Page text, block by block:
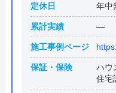
定休日 年中
累計実績 ―
施工事例ページ
保証・保険
ハウ
住宅